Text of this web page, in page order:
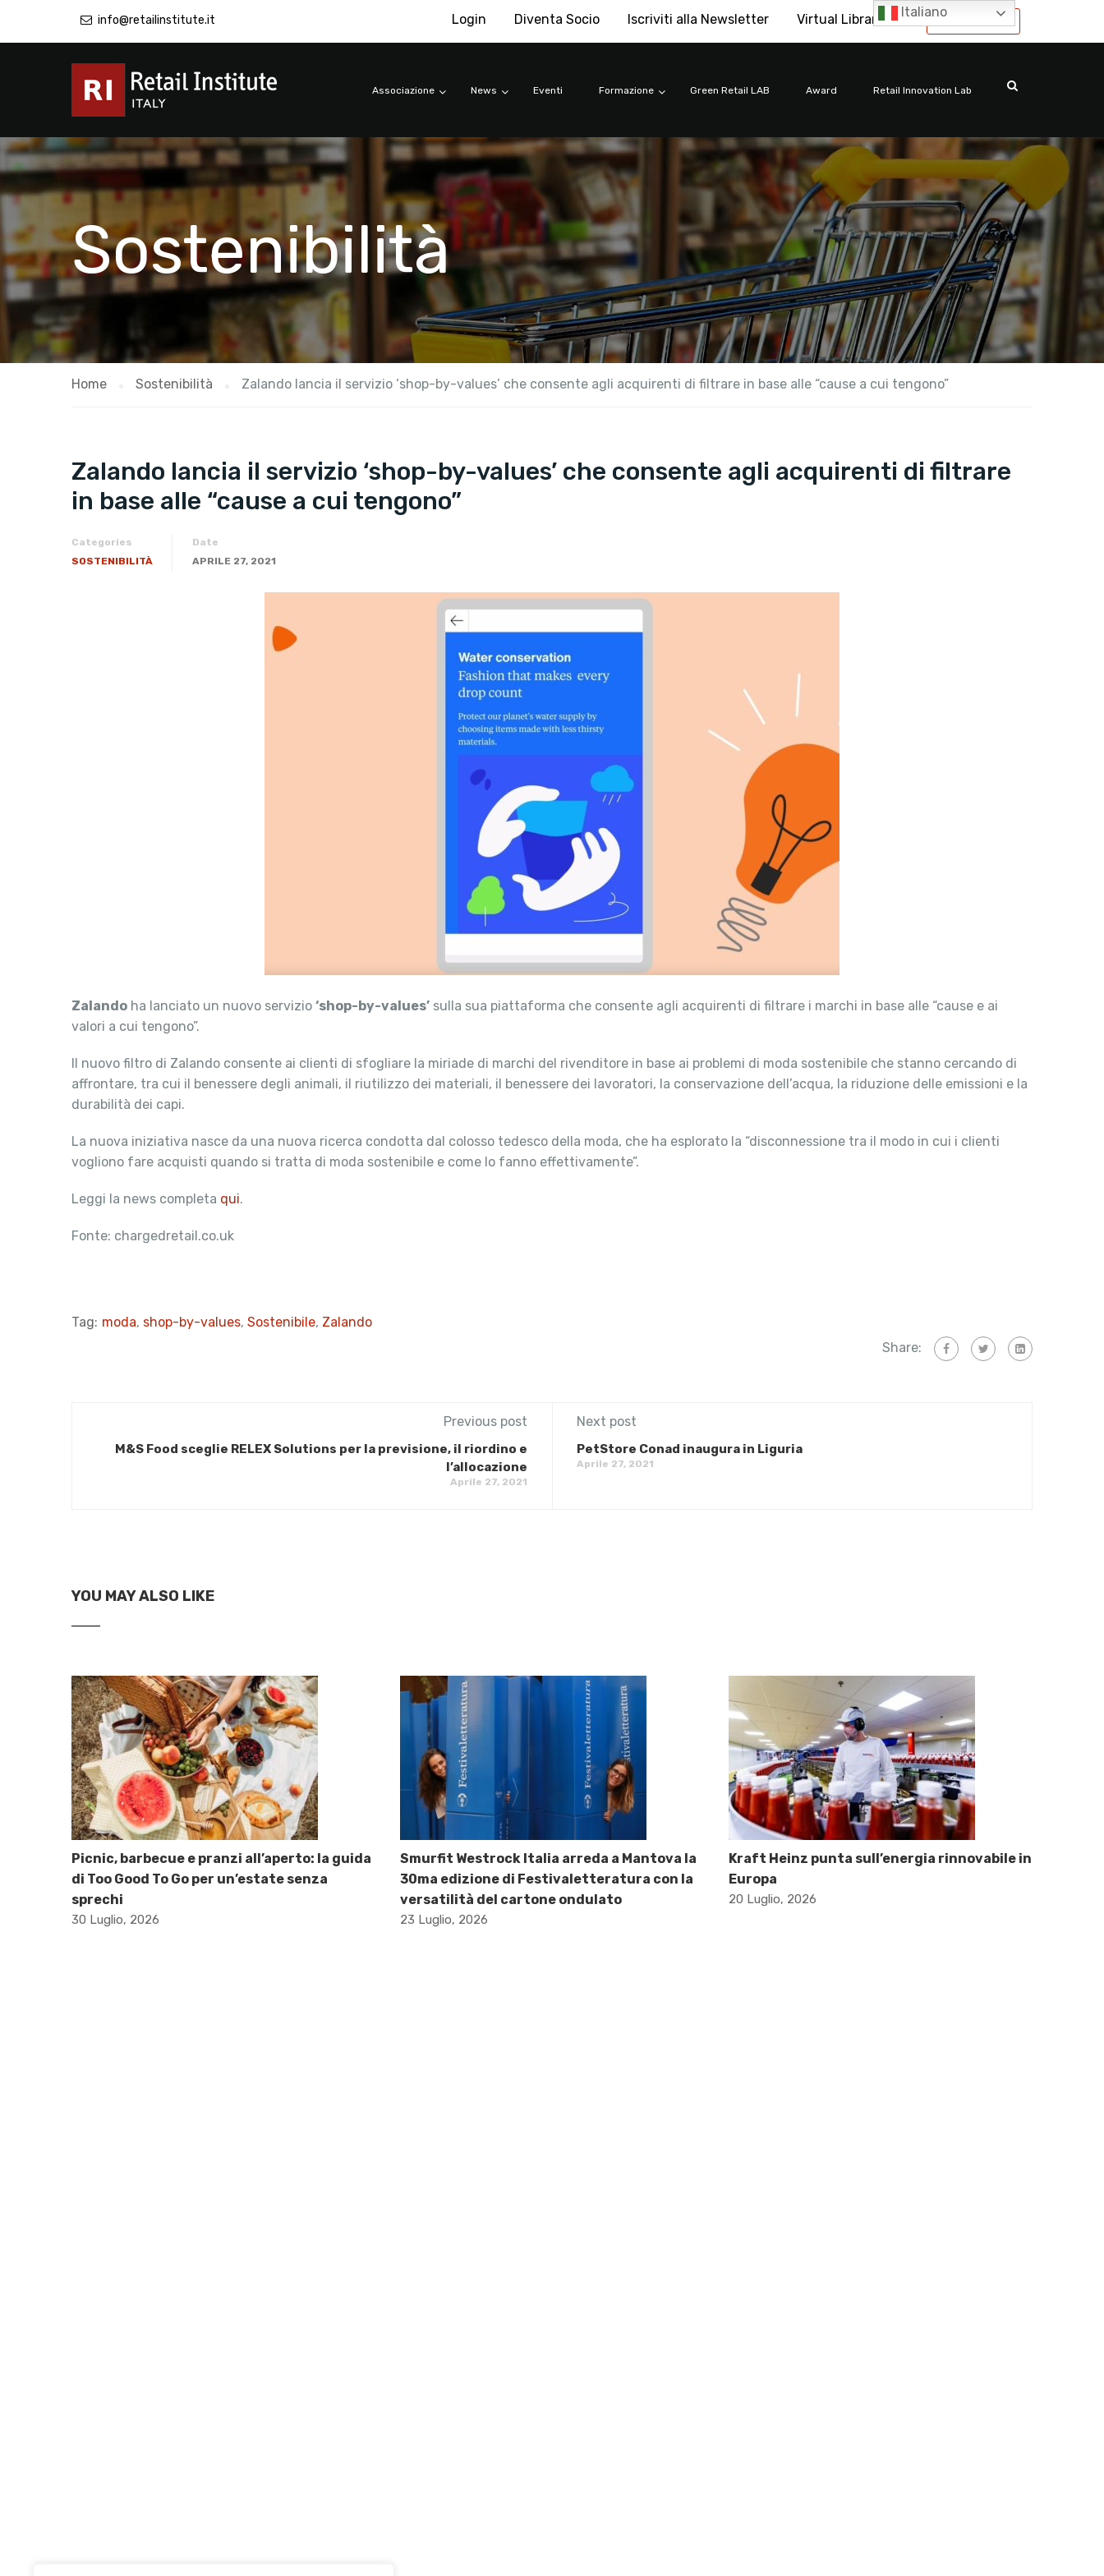
info@retailinstitute.it International
Login Diventa Socio Iscriviti alla Newsletter Virtual Library
Associazione News Eventi Formazione Green Retail LAB Award Retail Innovation Lab
Sostenibilità
Home Sostenibilità Zalando lancia il servizio ‘shop-by-values’ che consente agli acquirenti di filtrare in base alle “cause a cui tengono”
Zalando lancia il servizio ‘shop-by-values’ che consente agli acquirenti di filtrare
in base alle “cause a cui tengono”
Categories
SOSTENIBILITÀ
Date
APRILE 27, 2021
Zalando ha lanciato un nuovo servizio ‘shop-by-values’ sulla sua piattaforma che consente agli acquirenti di filtrare i marchi in base alle “cause e ai
valori a cui tengono”.
Il nuovo filtro di Zalando consente ai clienti di sfogliare la miriade di marchi del rivenditore in base ai problemi di moda sostenibile che stanno cercando di
affrontare, tra cui il benessere degli animali, il riutilizzo dei materiali, il benessere dei lavoratori, la conservazione dell’acqua, la riduzione delle emissioni e la
durabilità dei capi.
La nuova iniziativa nasce da una nuova ricerca condotta dal colosso tedesco della moda, che ha esplorato la “disconnessione tra il modo in cui i clienti
vogliono fare acquisti quando si tratta di moda sostenibile e come lo fanno effettivamente”.
Leggi la news completa qui.
Fonte: chargedretail.co.uk
Tag: moda, shop-by-values, Sostenibile, Zalando
Share:
Previous post
M&S Food sceglie RELEX Solutions per la previsione, il riordino e
l’allocazione
Aprile 27, 2021
Next post
PetStore Conad inaugura in Liguria
Aprile 27, 2021
YOU MAY ALSO LIKE
Picnic, barbecue e pranzi all’aperto: la guida
di Too Good To Go per un’estate senza
sprechi
30 Luglio, 2026
Smurfit Westrock Italia arreda a Mantova la
30ma edizione di Festivaletteratura con la
versatilità del cartone ondulato
23 Luglio, 2026
Kraft Heinz punta sull’energia rinnovabile in
Europa
20 Luglio, 2026
Italiano